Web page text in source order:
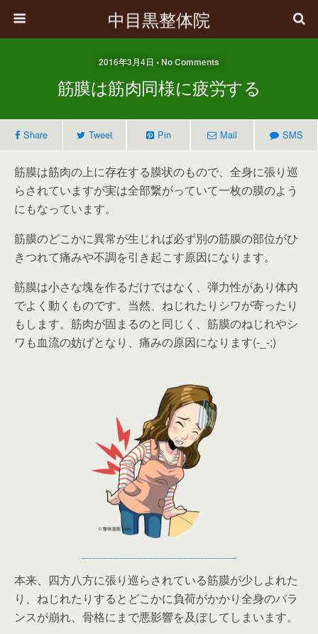
中目黒整体院
2016年3月4日 • No Comments
筋膜は筋肉同様に疲労する
Share Tweet Pin Mail SMS
筋膜は筋肉の上に存在する膜状のもので、全身に張り巡
らされていますが実は全部繋がっていて一枚の膜のよう
にもなっています。
筋膜のどこかに異常が生じれば必ず別の筋膜の部位がひ
きつれて痛みや不調を引き起こす原因になります。
筋膜は小さな塊を作るだけではなく、弾力性があり体内
でよく動くものです。当然、ねじれたりシワが寄ったり
もします。筋肉が固まるのと同じく、筋膜のねじれやシ
ワも血流の妨げとなり、痛みの原因になります(-_-;)
本来、四方八方に張り巡らされている筋膜が少しよれた
り、ねじれたりするとどこかに負荷がかかり全身のバラ
ンスが崩れ、骨格にまで悪影響を及ぼしてしまいます。